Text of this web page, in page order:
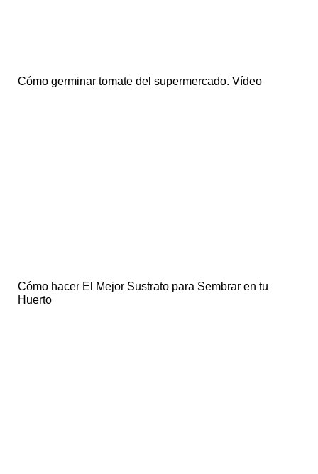
Cómo germinar tomate del supermercado. Vídeo
Cómo hacer El Mejor Sustrato para Sembrar en tu
Huerto